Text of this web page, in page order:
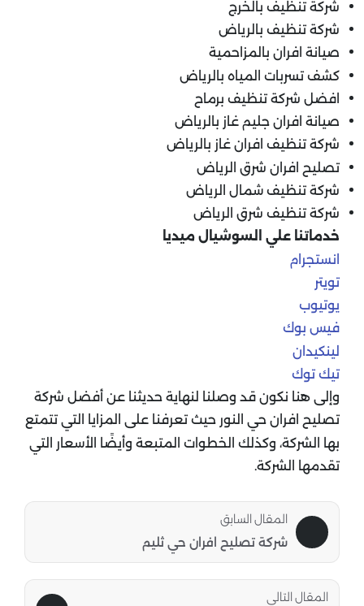
شركة تنظيف بالخرج
شركة تنظيف بالرياض
صيانة افران بالمزاحمية
كشف تسربات المياه بالرياض
افضل شركة تنظيف برماح
صيانة افران جليم غاز بالرياض
شركة تنظيف افران غاز بالرياض
تصليح افران شرق الرياض
شركة تنظيف شمال الرياض
شركة تنظيف شرق الرياض
خدماتنا علي السوشيال ميديا
انستجرام
تويتر
يوتيوب
فيس بوك
لينكيدان
تيك توك
وإلى هنا نكون قد وصلنا لنهاية حديثنا عن أفضل شركة
تصليح افران حي النور حيث تعرفنا على المزايا التي تتمتع
بها الشركة، وكذلك الخطوات المتبعة وأيضًا الأسعار التي
تقدمها الشركة.
المقال السابق
شركة تصليح افران حي ثليم
المقال التالى